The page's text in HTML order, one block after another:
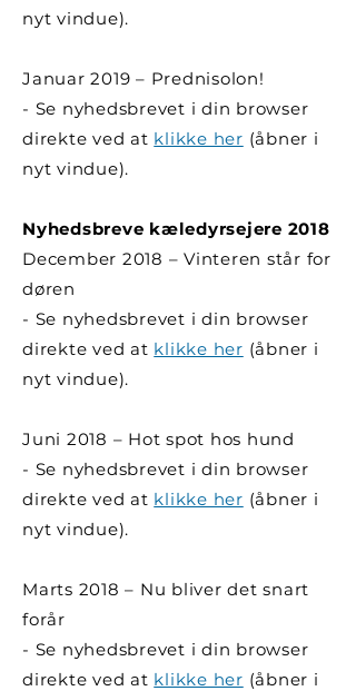
nyt vindue).
Januar 2019 – Prednisolon!
- Se nyhedsbrevet i din browser
direkte ved at klikke her (åbner i
nyt vindue).
Nyhedsbreve kæledyrsejere 2018
December 2018 – Vinteren står for
døren
- Se nyhedsbrevet i din browser
direkte ved at klikke her (åbner i
nyt vindue).
Juni 2018 – Hot spot hos hund
- Se nyhedsbrevet i din browser
direkte ved at klikke her (åbner i
nyt vindue).
Marts 2018 – Nu bliver det snart
forår
- Se nyhedsbrevet i din browser
direkte ved at klikke her (åbner i